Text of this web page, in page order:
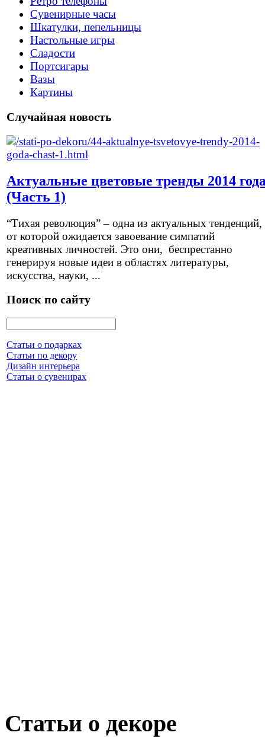
Сувенирные часы
Шкатулки, пепельницы
Настольные игры
Сладости
Портсигары
Вазы
Картины
Случайная новость
Актуальные цветовые тренды 2014
(Часть 1)
“Тихая революция” – одна из актуальных тенденций,
от которой ожидается завоевание симпатий
креативных личностей. Это они, беспрестанно
генерируя новые идеи в областях литературы,
искусства, науки, ...
Поиск по сайту
Статьи о подарках
Статьи по декору
Дизайн интерьера
Статьи о сувенирах
Статьи о декоре